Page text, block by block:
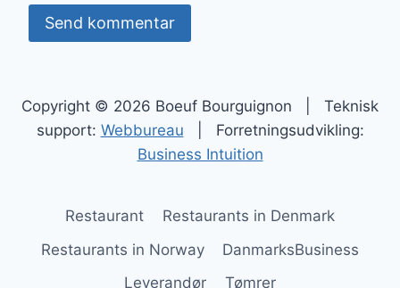
Copyright © 2026 Boeuf Bourguignon | Teknisk
support: Webbureau | Forretningsudvikling:
Business Intuition
Restaurant
Restaurants in Denmark
Restaurants in Norway
DanmarksBusiness
Leverandør
Tømrer